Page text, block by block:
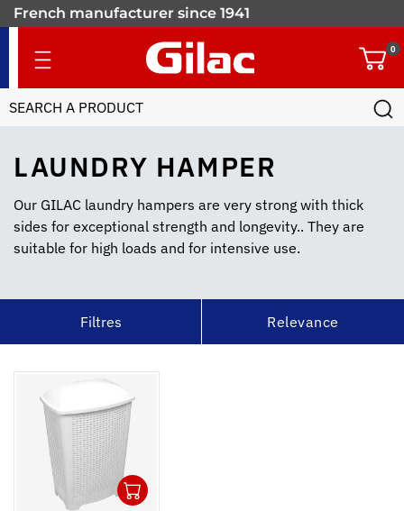
LAUNDRY HAMPER
Our GILAC laundry hampers are very strong with thick
sides for exceptional strength and longevity.. They are
suitable for high loads and for intensive use.
Filtres Relevance
900 food containers
0